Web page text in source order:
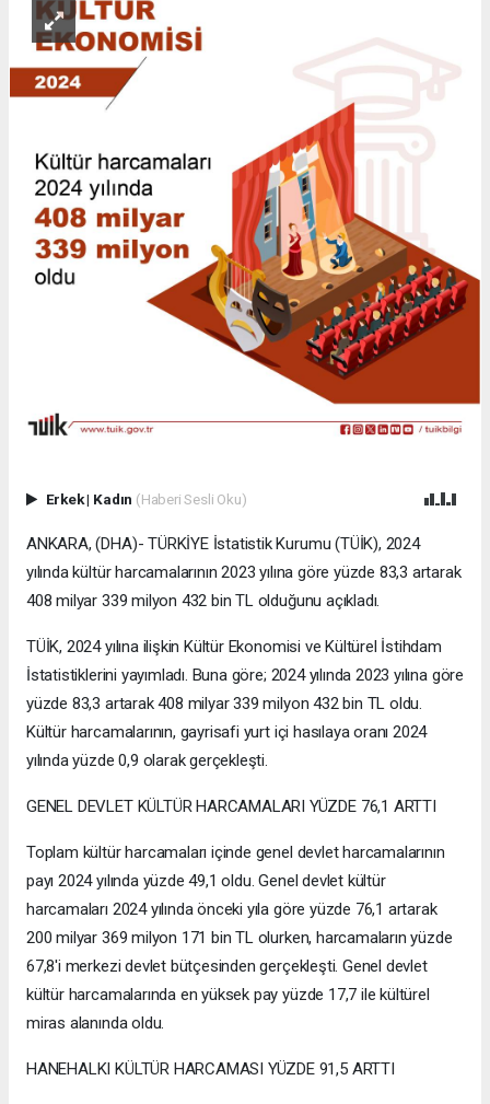
Erkek| Kadın (Haberi Sesli Oku)
ANKARA, (DHA)- TÜRKİYE İstatistik Kurumu (TÜİK), 2024
yılında kültür harcamalarının 2023 yılına göre yüzde 83,3 artarak
408 milyar 339 milyon 432 bin TL olduğunu açıkladı.
TÜİK, 2024 yılına ilişkin Kültür Ekonomisi ve Kültürel İstihdam
İstatistiklerini yayımladı. Buna göre; 2024 yılında 2023 yılına göre
yüzde 83,3 artarak 408 milyar 339 milyon 432 bin TL oldu.
Kültür harcamalarının, gayrisafi yurt içi hasılaya oranı 2024
yılında yüzde 0,9 olarak gerçekleşti.
GENEL DEVLET KÜLTÜR HARCAMALARI YÜZDE 76,1 ARTTI
Toplam kültür harcamaları içinde genel devlet harcamalarının
payı 2024 yılında yüzde 49,1 oldu. Genel devlet kültür
harcamaları 2024 yılında önceki yıla göre yüzde 76,1 artarak
200 milyar 369 milyon 171 bin TL olurken, harcamaların yüzde
67,8'i merkezi devlet bütçesinden gerçekleşti. Genel devlet
kültür harcamalarında en yüksek pay yüzde 17,7 ile kültürel
miras alanında oldu.
HANEHALKI KÜLTÜR HARCAMASI YÜZDE 91,5 ARTTI